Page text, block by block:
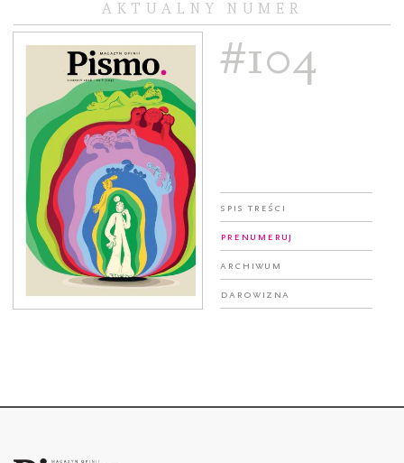
AKTUALNY NUMER
#104
Spis treści
Prenumeruj
Archiwum
Darowizna